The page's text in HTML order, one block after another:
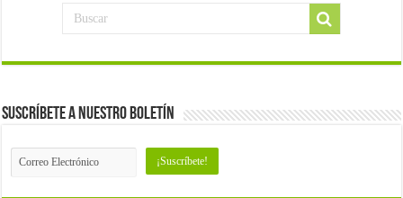
Suscríbete a nuestro Boletín